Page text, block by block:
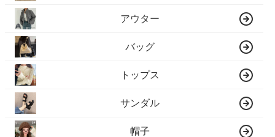
アウター
バッグ
トップス
サンダル
帽子